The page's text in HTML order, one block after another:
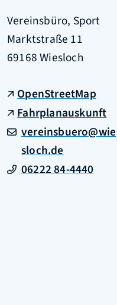
Vereinsbüro, Sport
Marktstraße 11
69168Wiesloch
OpenStreetMap
Fahrplanauskunft
vereinsbuero@wie
sloch.de
06222 84-4440